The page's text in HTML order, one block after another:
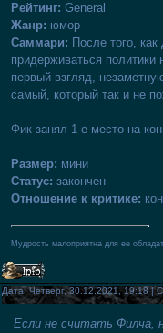
Рейтинг: General
Жанр: юмор
Саммари: После того,
придерживаться
первый взгляд,
самый, который так и не
Фик занял 1-е место на
Размер: мини
Статус: закончен
Отношение к критике:
Мудрость малоприятна для ее
Дата: Четверг, 30.12.2021, 19:18 |
Если не считать Филча,